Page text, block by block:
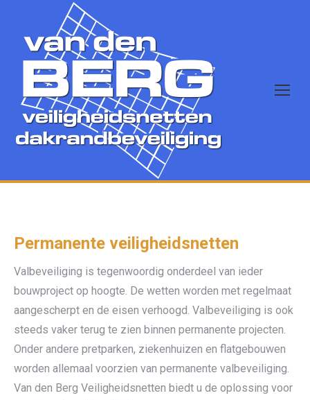
Permanente veiligheidsnetten
Valbeveiliging is tegenwoordig onderdeel van ieder
bouwproject op hoogte. De wetten worden met regelmaat
aangescherpt en de eisen verhoogd. Valbeveiliging is ook
steeds vaker terug te zien binnen permanente projecten.
Onder andere pretparken, ziekenhuizen en flatgebouwen
worden allemaal voorzien van permanente valbeveiliging.
Van den Berg Veiligheidsnetten biedt u de oplossing voor